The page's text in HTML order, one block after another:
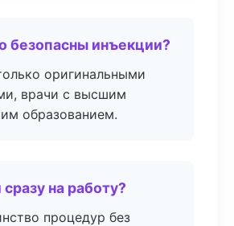
безопасны инъекции?
оригинальными
врачи с высшим
образованием.
на работу?
процедур без